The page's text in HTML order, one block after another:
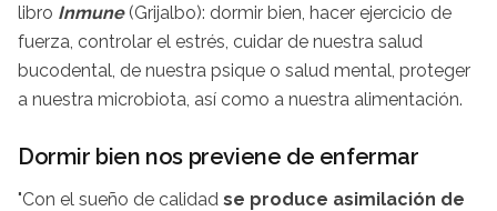
libro Inmune (Grijalbo): dormir bien, hacer ejercicio de
fuerza, controlar el estrés, cuidar de nuestra salud
bucodental, de nuestra psique o salud mental, proteger
a nuestra microbiota, así como a nuestra alimentación.
Dormir bien nos previene de enfermar
"Con el sueño de calidad se produce asimilación de